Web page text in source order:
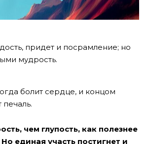
придет и посрамление; но
мудрость.
болит сердце, и концом
чем глупость, как полезнее
единая участь постигнет и